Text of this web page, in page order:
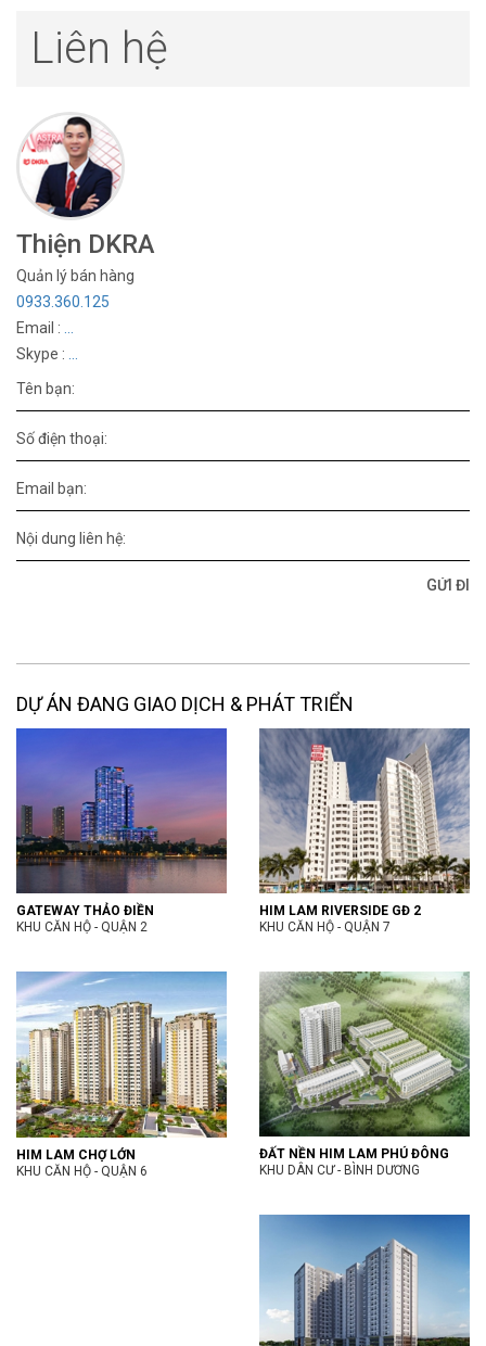
Liên hệ
Thiện DKRA
Quản lý bán hàng
0933.360.125
Email : ...
Skype : ...
Tên bạn:
Số điện thoại:
Email bạn:
Nội dung liên hệ:
DỰ ÁN ĐANG GIAO DỊCH & PHÁT TRIỂN
GATEWAY THẢO ĐIỀN
KHU CĂN HỘ - QUẬN 2
HIM LAM RIVERSIDE GĐ 2
KHU CĂN HỘ - QUẬN 7
HIM LAM CHỢ LỚN
KHU CĂN HỘ - QUẬN 6
ĐẤT NỀN HIM LAM PHÚ ĐÔNG
KHU DÂN CƯ - BÌNH DƯƠNG